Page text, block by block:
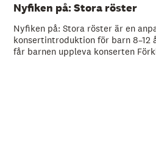
Nyfiken på: Stora röster
Nyfiken på: Stora röster är en
konsertintroduktion för barn 8–12
får barnen uppleva konserten